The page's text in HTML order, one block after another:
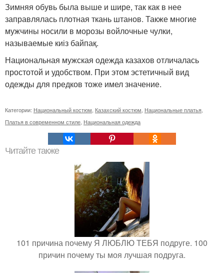
Зимняя обувь была выше и шире, так как в нее
заправлялась плотная ткань штанов. Также многие
мужчины носили в морозы войлочные чулки,
называемые киіз байпақ.
Национальная мужская одежда казахов отличалась
простотой и удобством. При этом эстетичный вид
одежды для предков тоже имел значение.
Категории: Национальный костюм Казахский костюм Национальные платья
Платья в современном стиле Национальная одежда
Читайте также
101 причина почему Я ЛЮБЛЮ ТЕБЯ подруге. 100
причин почему ты моя лучшая подруга.